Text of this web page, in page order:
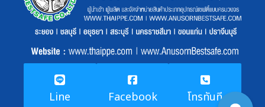
Line Facebook โทรทันที